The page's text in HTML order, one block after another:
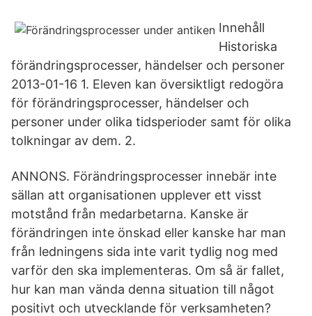
Innehåll
Historiska
förändringsprocesser, händelser och personer
2013-01-16 1. Eleven kan översiktligt redogöra
för förändringsprocesser, händelser och
personer under olika tidsperioder samt för olika
tolkningar av dem. 2.
ANNONS. Förändringsprocesser innebär inte
sällan att organisationen upplever ett visst
motstånd från medarbetarna. Kanske är
förändringen inte önskad eller kanske har man
från ledningens sida inte varit tydlig nog med
varför den ska implementeras. Om så är fallet,
hur kan man vända denna situation till något
positivt och utvecklande för verksamheten?